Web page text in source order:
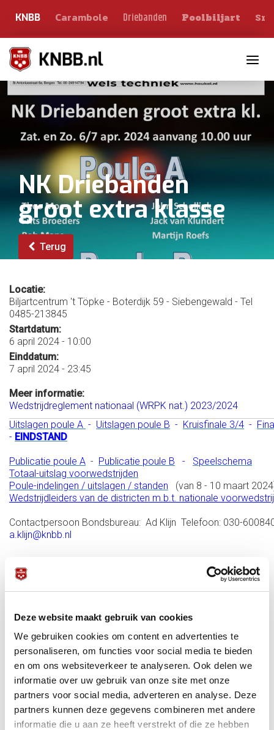
Deze website maakt gebruik van cookies
We gebruiken cookies om content en advertenties te
personaliseren, om functies voor social media te bieden
en om ons websiteverkeer te analyseren. Ook delen we
informatie over uw gebruik van onze site met onze
partners voor social media, adverteren en analyse. Deze
partners kunnen deze gegevens combineren met andere
informatie die u aan ze heeft verstrekt of die ze hebben
KNBB Carambole Driebanden Poolbiljart
NK Driebanden
groot extra klasse
Terug
Locatie:
Biljartcentrum 't Töpke - Boterdijk 59 - Siebengewald - Tel
0485-213845
Startdatum:
6 april 2024 - 10:00
Einddatum:
7 april 2024 - 23:45
Meer informatie:
Wedstrijdreglement nationaal (WRPK nat.) 2023/2024
Uitslagen poule A - Uitslagen poule B - Kruisfinale 3/4 -
- EINDSTAND
Publicatie poule A - Publicatie poule B - Speelschema
Totaal-uitslag voorwedstrijden
Poule-indelingen / uitslagen / standen (van 8 - 10 maart
Wedstrijdleiders van de districten m.b.t. nationale
Contactpersoon Bondsbureau: Ad Klijn Telefoon: 030-
a.klijn@knbb.nl
NK